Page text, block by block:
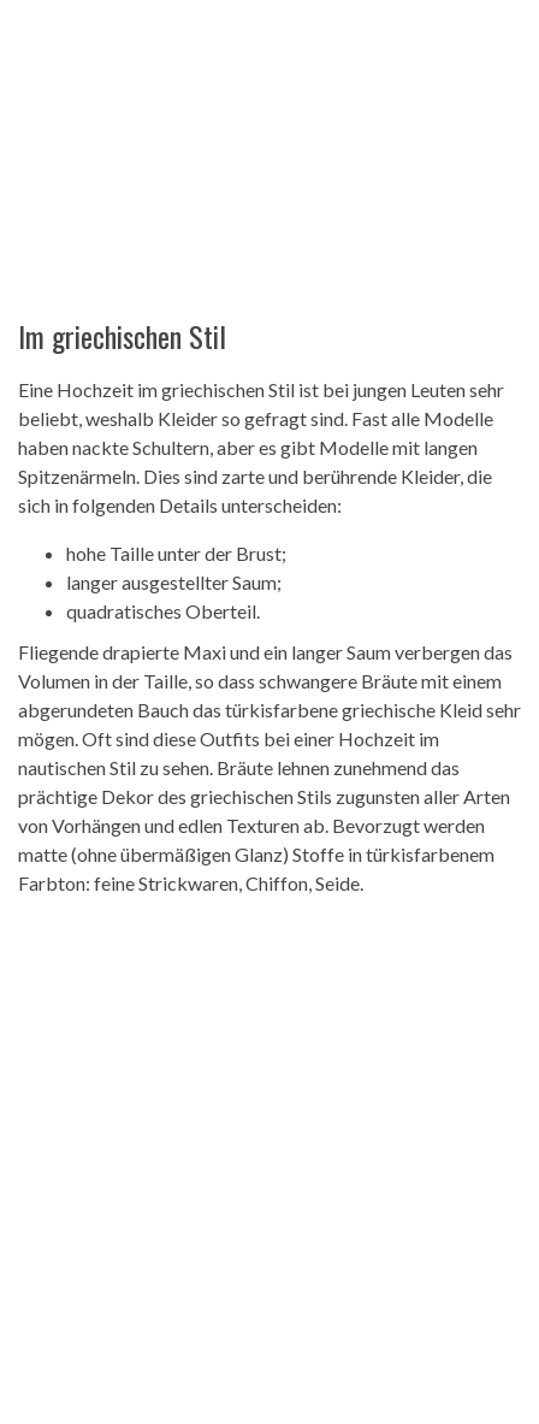
Im griechischen Stil
Eine Hochzeit im griechischen Stil ist bei jungen Leuten sehr
beliebt, weshalb Kleider so gefragt sind. Fast alle Modelle
haben nackte Schultern, aber es gibt Modelle mit langen
Spitzenärmeln. Dies sind zarte und berührende Kleider, die
sich in folgenden Details unterscheiden:
hohe Taille unter der Brust;
langer ausgestellter Saum;
quadratisches Oberteil.
Fliegende drapierte Maxi und ein langer Saum verbergen das
Volumen in der Taille, so dass schwangere Bräute mit einem
abgerundeten Bauch das türkisfarbene griechische Kleid sehr
mögen. Oft sind diese Outfits bei einer Hochzeit im
nautischen Stil zu sehen. Bräute lehnen zunehmend das
prächtige Dekor des griechischen Stils zugunsten aller Arten
von Vorhängen und edlen Texturen ab. Bevorzugt werden
matte (ohne übermäßigen Glanz) Stoffe in türkisfarbenem
Farbton: feine Strickwaren, Chiffon, Seide.